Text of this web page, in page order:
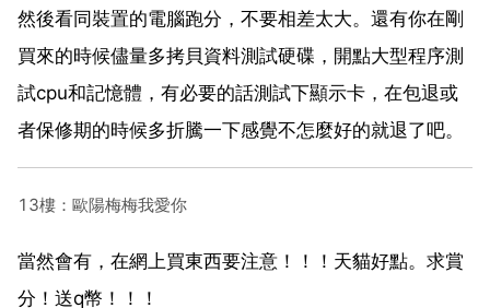
然後看同裝置的電腦跑分，不要相差太大。還有你在剛
買來的時候儘量多拷貝資料測試硬碟，開點大型程序測
試cpu和記憶體，有必要的話測試下顯示卡，在包退或
者保修期的時候多折騰一下感覺不怎麼好的就退了吧。
13樓：歐陽梅梅我愛你
當然會有，在網上買東西要注意！！！天貓好點。求賞
分！送q幣！！！